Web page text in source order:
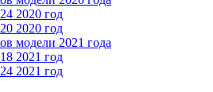
2020 год
2020 год
модели 2021 года
2021 год
2021 год